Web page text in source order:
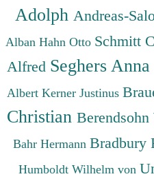
Adolph Andreas-
Alban Hahn Otto Schmitt
Alfred Seghers Anna
Albert Kerner Justinus
Christian
Bahr Hermann Bradbury
Humboldt Wilhelm von